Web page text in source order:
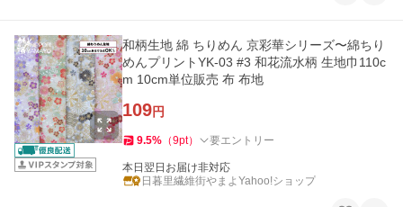
和柄生地 綿 ちりめん 京彩華シリーズ〜綿ちり
めんプリントYK-03 #3 和花流水柄 生地巾110c
m 10cm単位販売 布 布地
109円
9.5% （9pt） 要エントリー
本日翌日お届け非対応
日暮里繊維街やまよYahoo!ショップ